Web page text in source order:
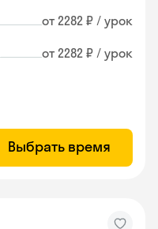
от 2282 ₽ / урок
от 2282 ₽ / урок
Выбрать время